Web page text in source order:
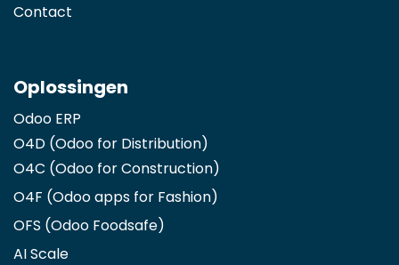
Contact
Oplossingen
Odoo ERP
O4D (Odoo for Distribution)
O4C (Odoo for Construction)
O4F (Odoo apps for Fashion)
OFS (Odoo Foodsafe)
AI Scale